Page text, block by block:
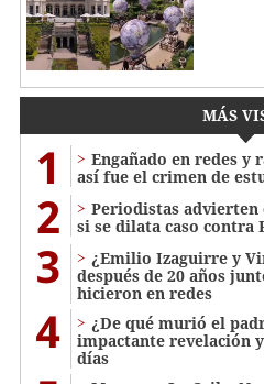
MÁS
1
Engañado en redes y
así fue el crimen de
2
Periodistas advierten
si se dilata caso contra
3
¿Emilio Izaguirre y
después de 20 años
hicieron en redes
4
¿De qué murió el
impactante revelación
días